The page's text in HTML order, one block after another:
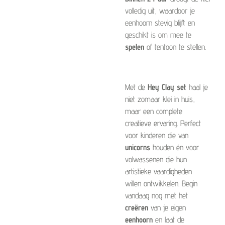
volledig uit, waardoor je
eenhoorn stevig blijft en
geschikt is om mee te
spelen of tentoon te stellen.
Met de Hey Clay set haal je
niet zomaar klei in huis,
maar een complete
creatieve ervaring. Perfect
voor kinderen die van
unicorns houden én voor
volwassenen die hun
artistieke vaardigheden
willen ontwikkelen. Begin
vandaag nog met het
creëren van je eigen
eenhoorn en laat de